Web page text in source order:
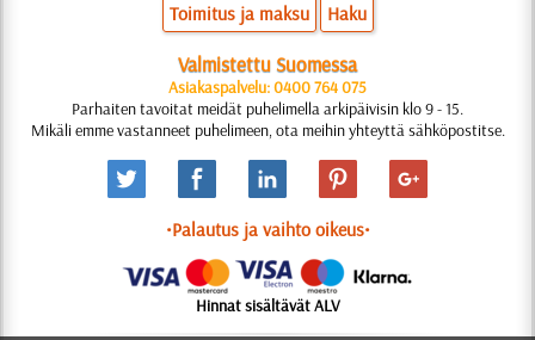
Toimitus ja maksu
Haku
Valmistettu Suomessa
Asiakaspalvelu: 0400 764 075
Parhaiten tavoitat meidät puhelimella arkipäivisin klo 9 - 15.
Mikäli emme vastanneet puhelimeen, ota meihin yhteyttä sähköpostitse.
•Palautus ja vaihto oikeus•
Hinnat sisältävät ALV